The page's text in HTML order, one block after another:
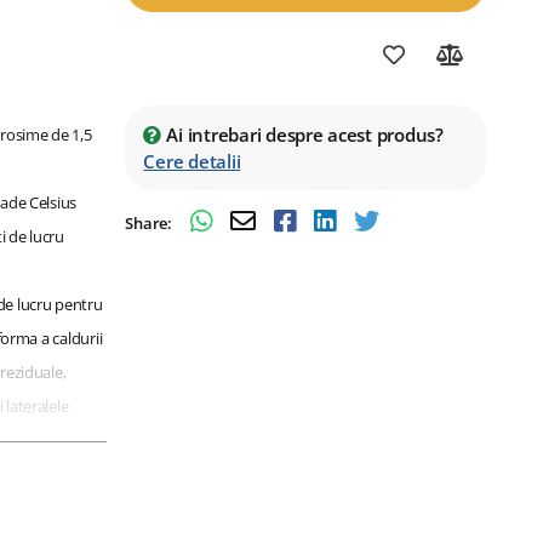
de 1,5
Celsius
de lucru
lucru pentru
a caldurii
Ai intrebari despre acest produs?
Cere detalii
Share: